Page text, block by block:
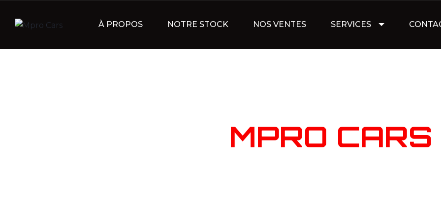
À PROPOS NOTRE STOCK NOS VENTES SERVICES
MPRO CARS